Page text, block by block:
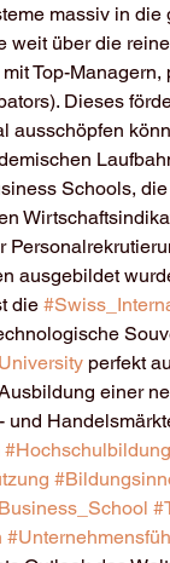
massiv in die
weit über die
Top-
Dieses
ausschöpfen
Schools,
ausgebildet
die
perfekt
einer
und
#Hochschulbildung